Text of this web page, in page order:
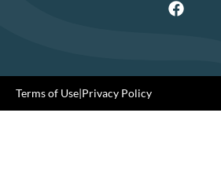
Terms of Use|Privacy Policy